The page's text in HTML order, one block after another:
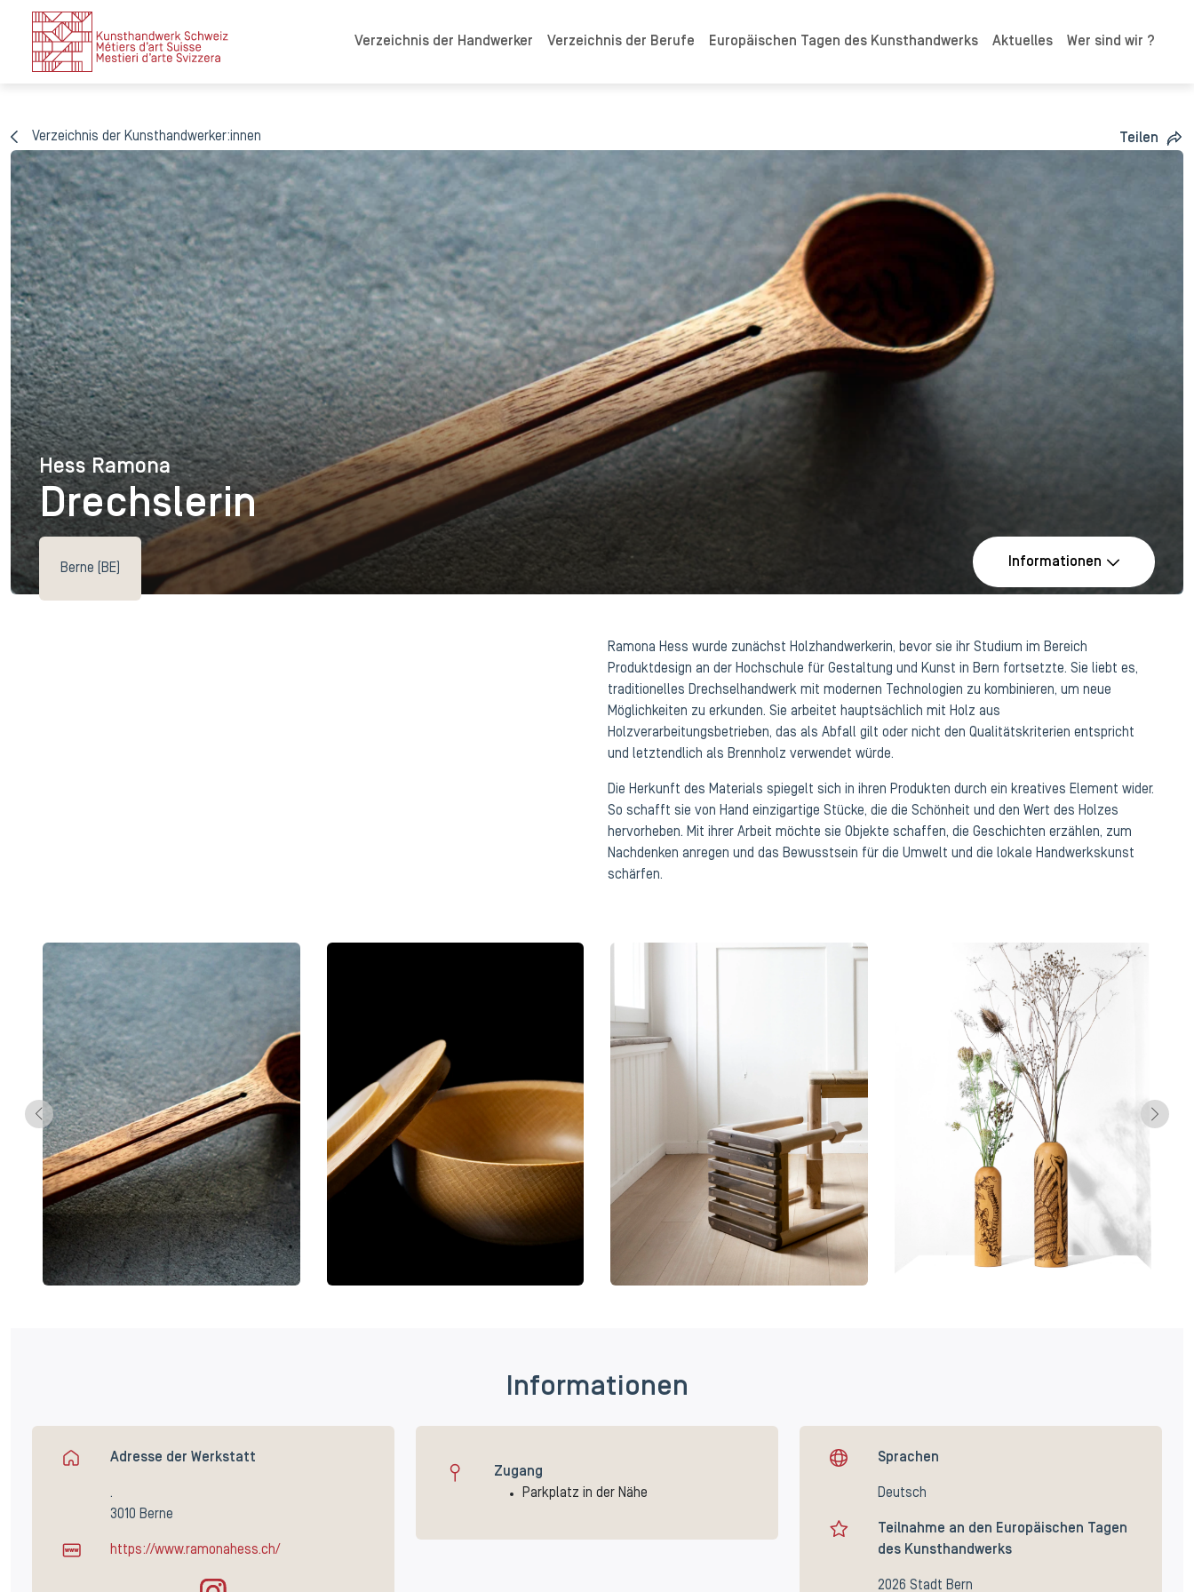
Verzeichnis der Handwerker Verzeichnis der Berufe Europäischen Tagen des Kunsthandwerks Aktuelles Wer sind wir ?
Verzeichnis der Kunsthandwerker:innen Teilen
Hess Ramona
Hess Ramona
Drechslerin
Berne (BE)
Informationen
Ramona Hess wurde zunächst Holzhandwerkerin, bevor sie ihr Studium im Bereich
Produktdesign an der Hochschule für Gestaltung und Kunst in Bern fortsetzte. Sie liebt es,
traditionelles Drechselhandwerk mit modernen Technologien zu kombinieren, um neue
Möglichkeiten zu erkunden. Sie arbeitet hauptsächlich mit Holz aus
Holzverarbeitungsbetrieben, das als Abfall gilt oder nicht den Qualitätskriterien entspricht
und letztendlich als Brennholz verwendet würde.
Die Herkunft des Materials spiegelt sich in ihren Produkten durch ein kreatives Element wider.
So schafft sie von Hand einzigartige Stücke, die die Schönheit und den Wert des Holzes
hervorheben. Mit ihrer Arbeit möchte sie Objekte schaffen, die Geschichten erzählen, zum
Nachdenken anregen und das Bewusstsein für die Umwelt und die lokale Handwerkskunst
schärfen.
Informationen
Adresse der Werkstatt
.
3010 Berne
https://www.ramonahess.ch/
Zugang
Parkplatz in der Nähe
Sprachen
Deutsch
Teilnahme an den Europäischen Tagen
des Kunsthandwerks
2026 Stadt Bern